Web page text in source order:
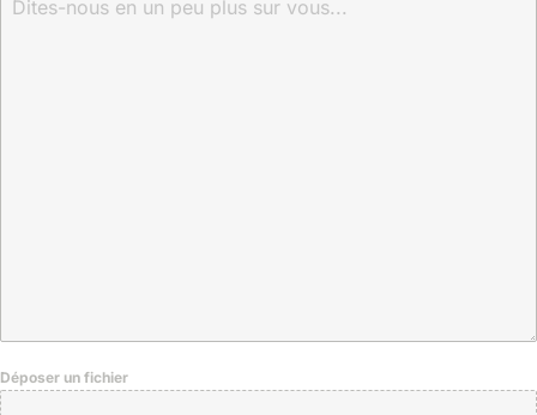
Déposer un fichier